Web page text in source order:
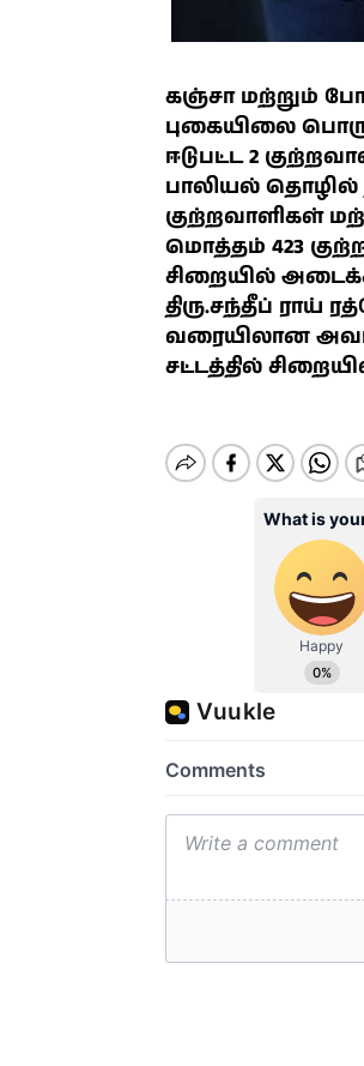
கஞ்சா மற்றும்
புகையிலை
ஈடுபட்ட 2
பாலியல் தொழில்
குற்றவாளிகள்
மொத்தம் 423
சிறையில்
திரு.சந்தீப் ராய்
வரையிலான
சட்டத்தில்